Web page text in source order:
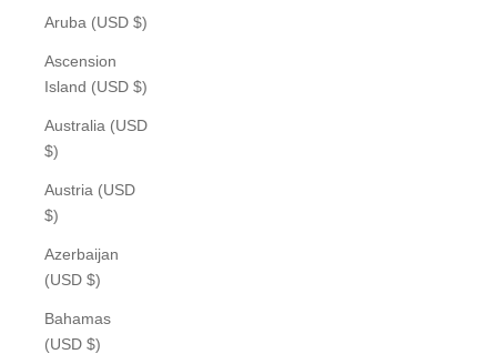
Aruba (USD $)
Ascension
Island (USD $)
Australia (USD
$)
Austria (USD
$)
Azerbaijan
(USD $)
Bahamas
(USD $)